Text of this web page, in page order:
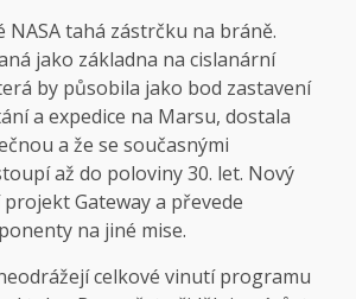
NASA tahá zástrčku na bráně.
jako základna na cislanární
by působila jako bod zastavení
a expedice na Marsu, dostala
a že se současnými
až do poloviny 30. let. Nový
Gateway a převede
na jiné mise.
celkové vinutí programu